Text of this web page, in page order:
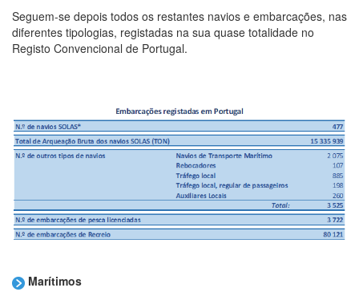
Seguem-se depois todos os restantes navios e embarcações, nas
diferentes tipologias, registadas na sua quase totalidade no
Registo Convencional de Portugal.
Marítimos